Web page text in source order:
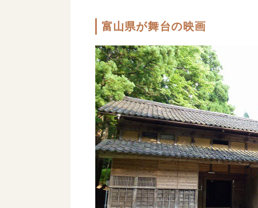
富山県が舞台の映画